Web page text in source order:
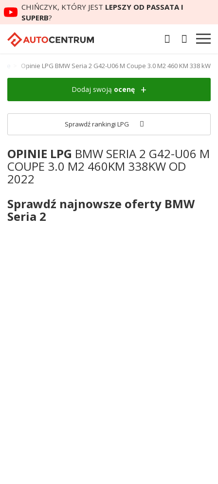
CHIŃCZYK, KTÓRY JEST LEPSZY OD PASSATA I
SUPERB?
Opinie LPG BMW Seria 2 G42-U06 M Coupe 3.0 M2 460 KM 338 kW
Dodaj swoją ocenę
Sprawdź rankingi LPG
OPINIE LPG BMW SERIA 2 G42-U06 M
COUPE 3.0 M2 460KM 338KW OD
2022
Sprawdź najnowsze oferty BMW
Seria 2